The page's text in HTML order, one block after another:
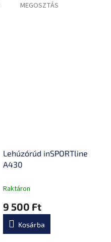
MEGOSZTÁS
Lehúzórúd inSPORTline
A430
Raktáron
9 500 Ft
Kosárba